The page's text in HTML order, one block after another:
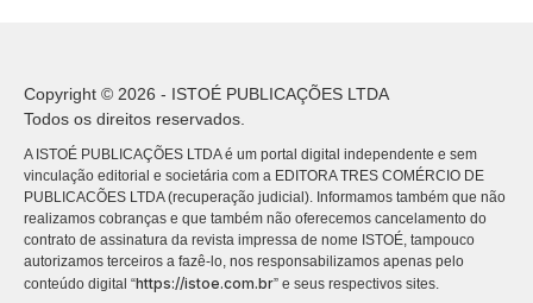
Copyright © 2026 - ISTOÉ PUBLICAÇÕES LTDA
Todos os direitos reservados.
A ISTOÉ PUBLICAÇÕES LTDA é um portal digital independente e sem
vinculação editorial e societária com a EDITORA TRES COMÉRCIO DE
PUBLICACÕES LTDA (recuperação judicial). Informamos também que não
realizamos cobranças e que também não oferecemos cancelamento do
contrato de assinatura da revista impressa de nome ISTOÉ, tampouco
autorizamos terceiros a fazê-lo, nos responsabilizamos apenas pelo
conteúdo digital “https://istoe.com.br” e seus respectivos sites.